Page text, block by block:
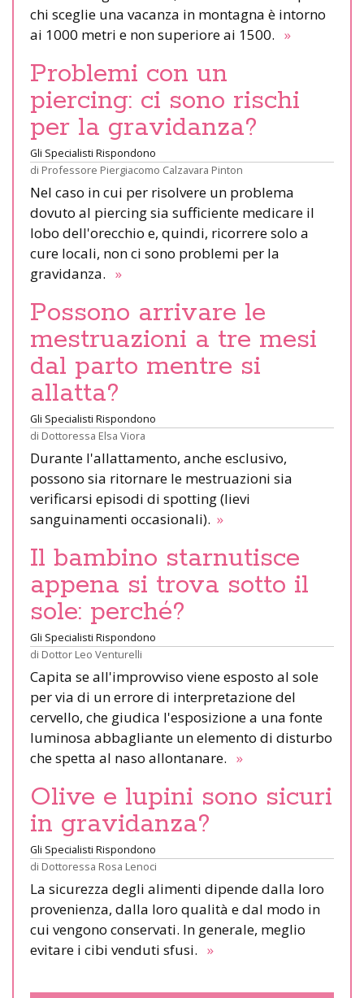
chi sceglie una vacanza in montagna è intorno
ai 1000 metri e non superiore ai 1500. »
Problemi con un
piercing: ci sono rischi
per la gravidanza?
Gli Specialisti Rispondono
di Professore Piergiacomo Calzavara Pinton
Nel caso in cui per risolvere un problema
dovuto al piercing sia sufficiente medicare il
lobo dell'orecchio e, quindi, ricorrere solo a
cure locali, non ci sono problemi per la
gravidanza. »
Possono arrivare le
mestruazioni a tre mesi
dal parto mentre si
allatta?
Gli Specialisti Rispondono
di Dottoressa Elsa Viora
Durante l'allattamento, anche esclusivo,
possono sia ritornare le mestruazioni sia
verificarsi episodi di spotting (lievi
sanguinamenti occasionali). »
Il bambino starnutisce
appena si trova sotto il
sole: perché?
Gli Specialisti Rispondono
di Dottor Leo Venturelli
Capita se all'improvviso viene esposto al sole
per via di un errore di interpretazione del
cervello, che giudica l'esposizione a una fonte
luminosa abbagliante un elemento di disturbo
che spetta al naso allontanare. »
Olive e lupini sono sicuri
in gravidanza?
Gli Specialisti Rispondono
di Dottoressa Rosa Lenoci
La sicurezza degli alimenti dipende dalla loro
provenienza, dalla loro qualità e dal modo in
cui vengono conservati. In generale, meglio
evitare i cibi venduti sfusi. »